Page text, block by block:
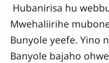
Hubanirisa hu
Mwehaliirihe
Bunyole yeefe. Yino
Banyole bajaho